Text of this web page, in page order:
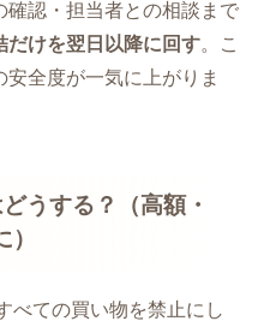
確認・担当者との相談まで
だけを翌日以降に回す。こ
全度が一気に上がりま
うする？（高額・
べての買い物を禁止にし